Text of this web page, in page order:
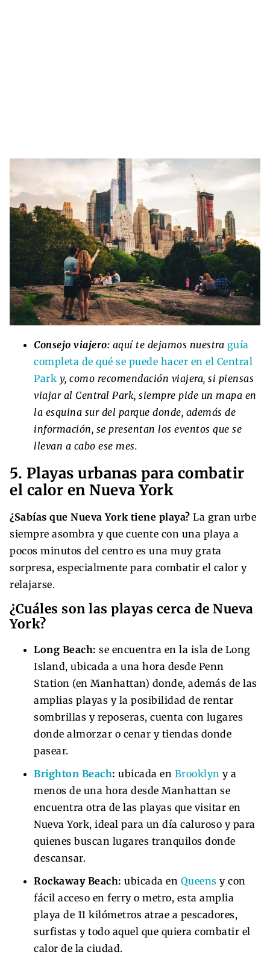
Consejo viajero: aquí te dejamos nuestra guía
completa de qué se puede hacer en el Central
Park y, como recomendación viajera, si piensas
viajar al Central Park, siempre pide un mapa en
la esquina sur del parque donde, además de
información, se presentan los eventos que se
llevan a cabo ese mes.
5. Playas urbanas para combatir
el calor en Nueva York
¿Sabías que Nueva York tiene playa? La gran urbe
siempre asombra y que cuente con una playa a
pocos minutos del centro es una muy grata
sorpresa, especialmente para combatir el calor y
relajarse.
¿Cuáles son las playas cerca de Nueva
York?
Long Beach: se encuentra en la isla de Long
Island, ubicada a una hora desde Penn
Station (en Manhattan) donde, además de las
amplias playas y la posibilidad de rentar
sombrillas y reposeras, cuenta con lugares
donde almorzar o cenar y tiendas donde
pasear.
Brighton Beach: ubicada en Brooklyn y a
menos de una hora desde Manhattan se
encuentra otra de las playas que visitar en
Nueva York, ideal para un día caluroso y para
quienes buscan lugares tranquilos donde
descansar.
Rockaway Beach: ubicada en Queens y con
fácil acceso en ferry o metro, esta amplia
playa de 11 kilómetros atrae a pescadores,
surfistas y todo aquel que quiera combatir el
calor de la ciudad.